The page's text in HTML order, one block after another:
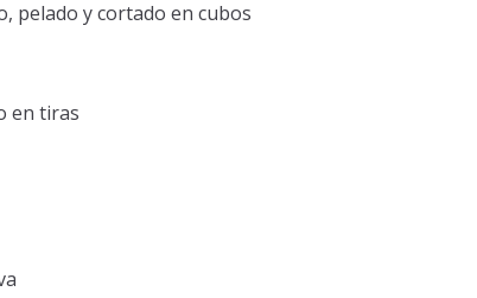
pelado y cortado en cubos
en tiras